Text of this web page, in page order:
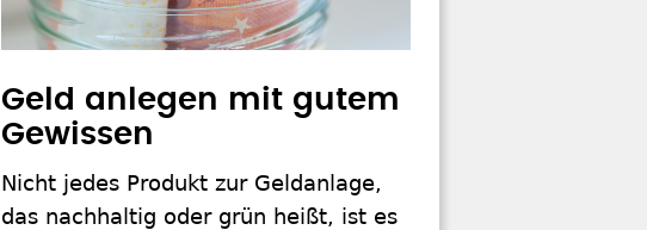
Geld anlegen mit gutem
Gewissen
Nicht jedes Produkt zur Geldanlage,
das nachhaltig oder grün heißt, ist es